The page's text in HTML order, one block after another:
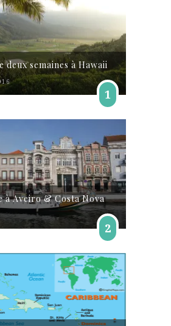
semaines à Hawaii
1
à Aveiro & Costa Nova
2